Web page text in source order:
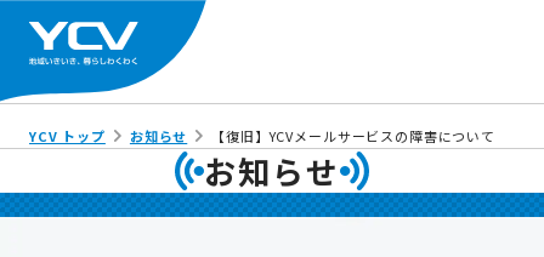
YCV トップ お知らせ 【復旧】YCVメールサービスの障害について
お知らせ